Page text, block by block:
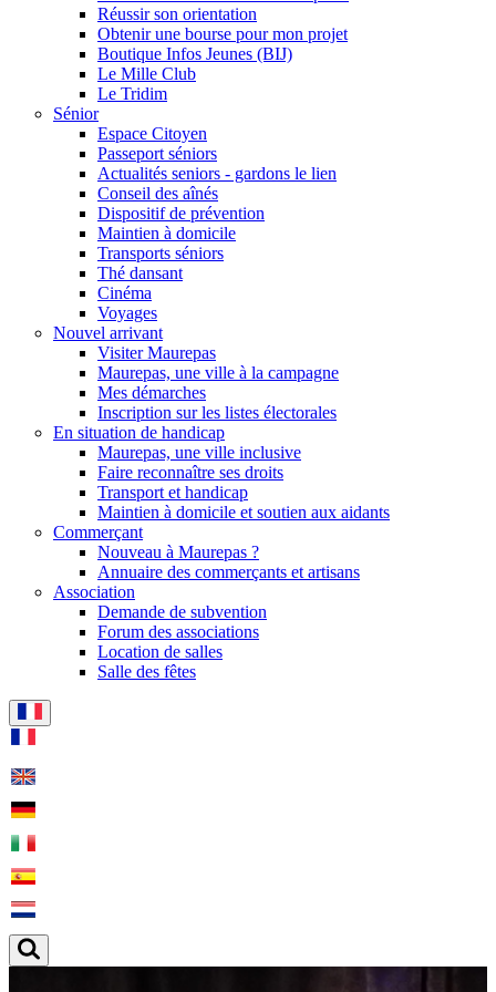
Réussir son orientation
Obtenir une bourse pour mon projet
Boutique Infos Jeunes (BIJ)
Le Mille Club
Le Tridim
Sénior
Espace Citoyen
Passeport séniors
Actualités seniors - gardons le lien
Conseil des aînés
Dispositif de prévention
Maintien à domicile
Transports séniors
Thé dansant
Cinéma
Voyages
Nouvel arrivant
Visiter Maurepas
Maurepas, une ville à la campagne
Mes démarches
Inscription sur les listes électorales
En situation de handicap
Maurepas, une ville inclusive
Faire reconnaître ses droits
Transport et handicap
Maintien à domicile et soutien aux aidants
Commerçant
Nouveau à Maurepas ?
Annuaire des commerçants et artisans
Association
Demande de subvention
Forum des associations
Location de salles
Salle des fêtes